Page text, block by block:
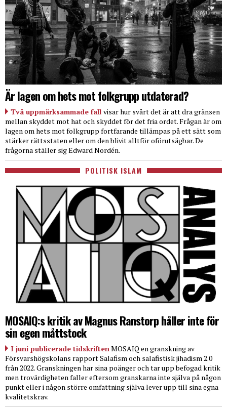
Är lagen om hets mot folkgrupp utdaterad?
Två uppmärksammade fall visar hur svårt det är att dra gränsen
mellan skyddet mot hat och skyddet för det fria ordet. Frågan är om
lagen om hets mot folkgrupp fortfarande tillämpas på ett sätt som
stärker rättsstaten eller om den blivit alltför oförutsägbar. De
frågorna ställer sig Edward Nordén.
POLITISK ISLAM
MOSAIQ:s kritik av Magnus Ranstorp håller inte för
sin egen måttstock
I juni publicerade tidskriftenMOSAIQ en granskning av
Försvarshögskolans rapport Salafism och salafistisk jihadism 2.0
från 2022. Granskningen har sina poänger och tar upp befogad kritik
men trovärdigheten faller eftersom granskarna inte själva på någon
punkt eller i någon större omfattning själva lever upp till sina egna
kvalitetskrav.